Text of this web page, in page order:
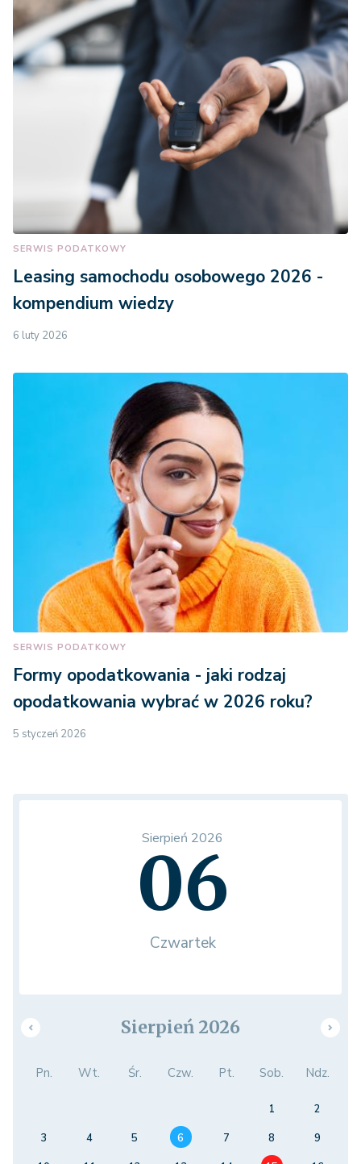
SERWIS PODATKOWY
Leasing samochodu osobowego 2026 -
kompendium wiedzy
6 luty 2026
SERWIS PODATKOWY
Formy opodatkowania - jaki rodzaj
opodatkowania wybrać w 2026 roku?
5 styczeń 2026
Sierpień 2026
06
Czwartek
Sierpień 2026
Pn. Wt. Śr. Czw. Pt. Sob. Ndz.
1
2
3
4 5 6 7 8
9